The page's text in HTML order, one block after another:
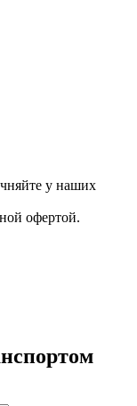
у наших
офертой.